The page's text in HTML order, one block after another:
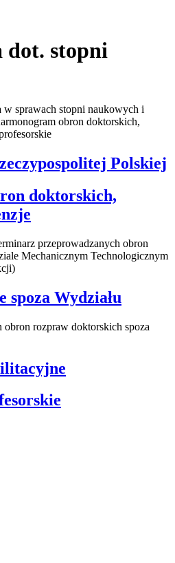
dot. stopni
w sprawach stopni naukowych i
obron doktorskich,
Polskiej
doktorskich,
przeprowadzanych obron
Mechanicznym Technologicznym
Wydziału
obron rozpraw doktorskich spoza